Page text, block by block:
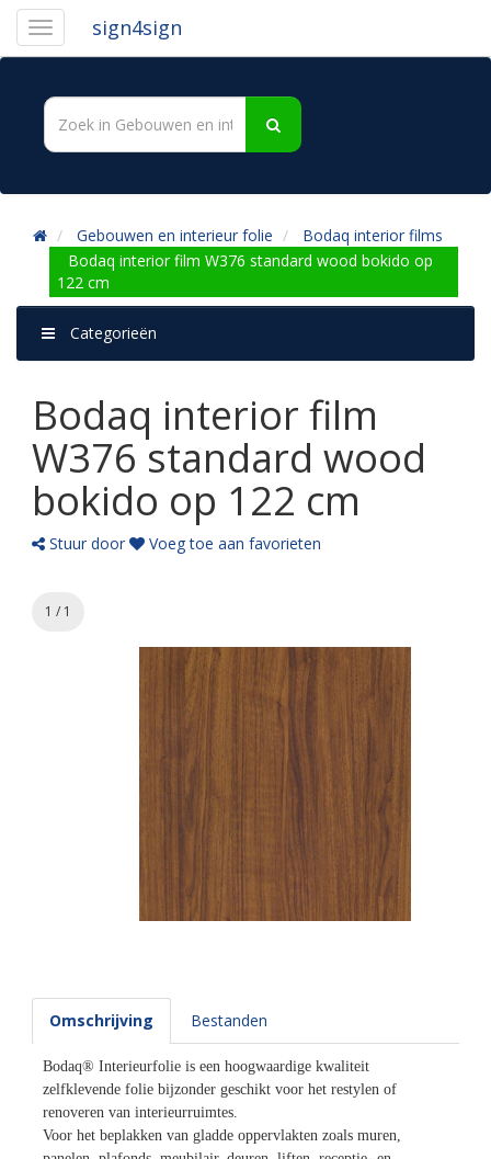
sign4sign
Gebouwen en interieur folie
Bodaq interior films
Bodaq interior film W376 standard wood bokido op
122 cm
Categorieën
Bodaq interior film
W376 standard wood
bokido op 122 cm
Stuur door Voeg toe aan favorieten
1 / 1
Omschrijving Bestanden
Bodaq® Interieurfolie is een hoogwaardige kwaliteit
zelfklevende folie bijzonder geschikt voor het restylen of
renoveren van interieurruimtes.
Voor het beplakken van gladde oppervlakten zoals muren,